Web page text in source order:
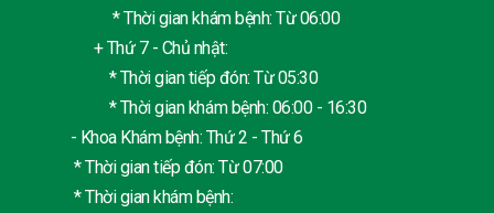
* Thời gian khám bệnh: Từ 06:00
+ Thứ 7 - Chủ nhật:
* Thời gian tiếp đón: Từ 05:30
* Thời gian khám bệnh: 06:00 - 16:30
- Khoa Khám bệnh: Thứ 2 - Thứ 6
* Thời gian tiếp đón: Từ 07:00
* Thời gian khám bệnh: